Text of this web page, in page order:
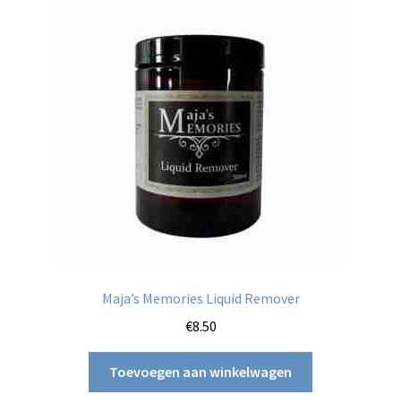
Maja’s Memories Liquid Remover
€8.50
Toevoegen aan winkelwagen